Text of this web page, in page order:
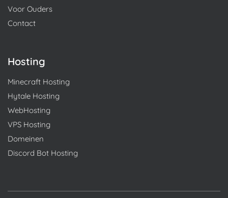
Voor Ouders
Contact
Hosting
Minecraft Hosting
Hytale Hosting
WebHosting
VPS Hosting
Domeinen
Discord Bot Hosting